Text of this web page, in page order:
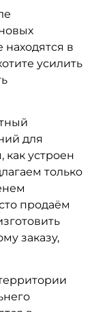
находятся в
усилить
для
устроен
только
продаём
заказу,